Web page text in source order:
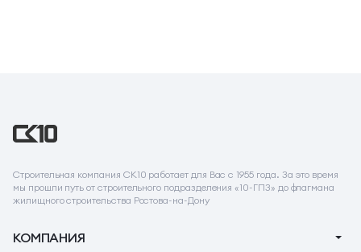
Строительная компания СК10 работает для Вас с 1955 года. За это время
мы прошли путь от строительного подразделения «10-ГПЗ» до флагмана
жилищного строительства Ростова-на-Дону
КОМПАНИЯ